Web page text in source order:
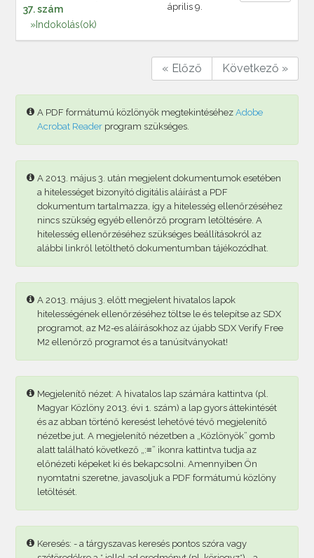
37. szám
»Indokolás(ok)
április 9.
« Előző Következő »
A PDF formátumú közlönyök megtekintéséhezAdobe
Acrobat Reader program szükséges.
A 2013. május 3. után megjelent dokumentumok esetében
a hitelességet bizonyító digitális aláírást a PDF
dokumentum tartalmazza, így a hitelesség ellenőrzéséhez
nincs szükség egyéb ellenőrző program letöltésére. A
hitelesség ellenőrzéséhez szükséges beállításokról az
alábbi linkről letölthető dokumentumban tájékozódhat.
A 2013. május 3. előtt megjelent hivatalos lapok
hitelességének ellenőrzéséhez töltse le és telepítse az SDX
programot, az M2-es aláírásokhoz az újabb SDX Verify Free
M2 ellenőrző programot és a tanúsítványokat!
Megjelenítő nézet: A hivatalos lap számára kattintva (pl.
Magyar Közlöny 2013. évi 1. szám) a lap gyors áttekintését
és az abban történő keresést lehetővé tévő megjelenítő
nézetbe jut. A megjelenítő nézetben a „Közlönyök” gomb
alatt található következő „:≡” ikonra kattintva tudja az
előnézeti képeket ki és bekapcsolni. Amennyiben Ön
nyomtatni szeretne, javasoljuk a PDF formátumú közlöny
letöltését.
Keresés: - a tárgyszavas keresés pontos szóra vagy